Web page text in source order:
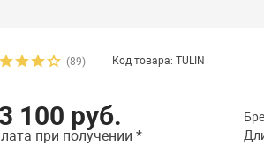
(89) Код товара: TULIN
100 руб.
при получении *